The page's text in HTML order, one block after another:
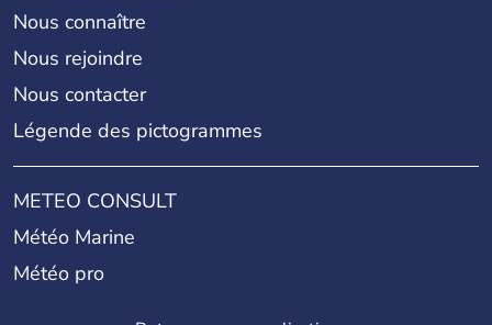
Nous connaître
Nous rejoindre
Nous contacter
Légende des pictogrammes
METEO CONSULT
Météo Marine
Météo pro